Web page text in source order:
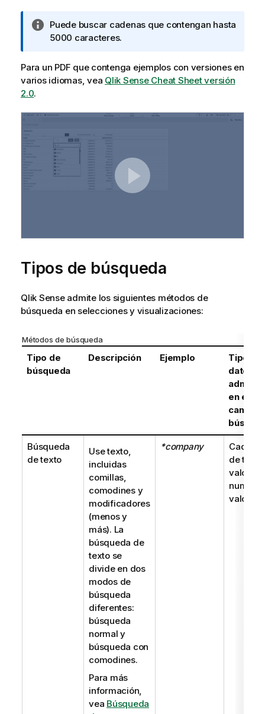
N
o
a
i
o
m
a
Puede buscar cadenas que contengan hasta
5000 caracteres.
Para un PDF que contenga ejemplos con versiones en
varios idiomas, vea Qlik Sense Cheat Sheet versión
2.0.
Tipos de búsqueda
Qlik Senseadmite los siguientes métodos de
búsqueda en selecciones y visualizaciones:
Métodos de búsqueda
Tipo de
búsqueda
Descripción Ejemplo
Tipos
datos
en el
campo
Búsqueda
de texto
Use texto,
incluidas
comillas,
comodines y
modificadores
(menos y
más). La
búsqueda de
texto se
divide en dos
modos de
búsqueda
diferentes:
búsqueda
normal y
búsqueda con
comodines.
Para más
información,
vea Búsqueda
*company
Cadena
de
valor
valor